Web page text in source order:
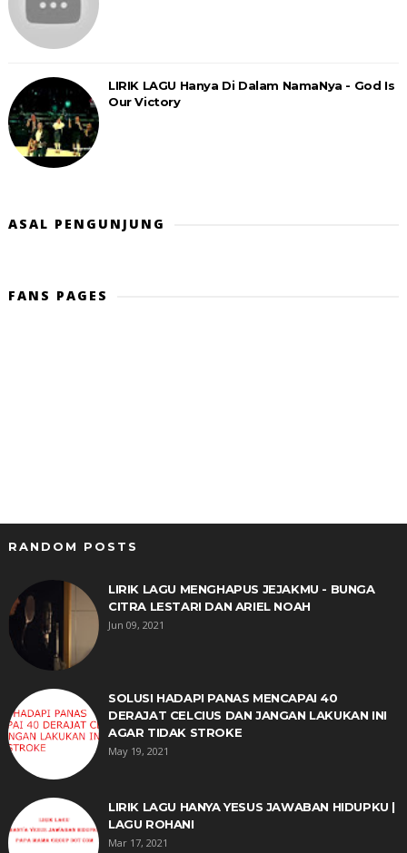
LIRIK LAGU Hanya Di Dalam NamaNya - God Is
Our Victory
ASAL PENGUNJUNG
FANS PAGES
RANDOM POSTS
LIRIK LAGU MENGHAPUS JEJAKMU - BUNGA
CITRA LESTARI DAN ARIEL NOAH
Jun 09, 2021
SOLUSI HADAPI PANAS MENCAPAI 40
DERAJAT CELCIUS DAN JANGAN LAKUKAN INI
AGAR TIDAK STROKE
May 19, 2021
LIRIK LAGU HANYA YESUS JAWABAN HIDUPKU |
LAGU ROHANI
Mar 17, 2021